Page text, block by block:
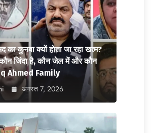
का कुनबा क्यों होता जा रहा खत्म?
जिंदा है, कौन जेल में और कौन
Ahmed Family
अगस्त 7, 2026